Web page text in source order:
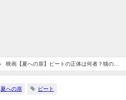
映画【夏への扉】ピートの正体は何者？猫のピ
夏への扉 ピート